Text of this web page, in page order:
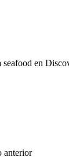
seafood en
anterior